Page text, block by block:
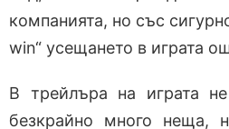
компанията, но със
win“ усещането в играта
В трейлъра на играта
безкрайно много неща,